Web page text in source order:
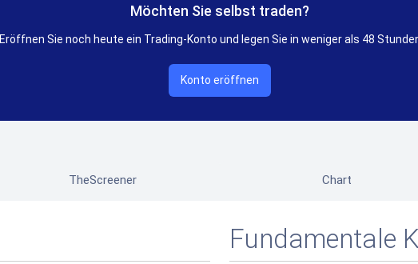
Möchten Sie selbst traden?
Eröffnen Sie noch heute ein Trading-Konto und legen Sie in weniger als 48
Konto eröffnen
TheScreener Chart
Fundamentale